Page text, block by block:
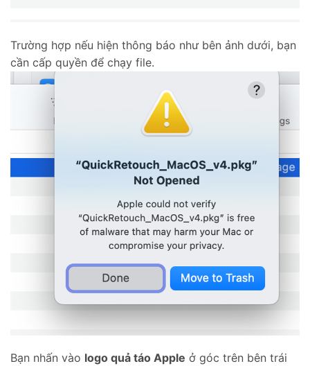
Trường hợp nếu hiện thông báo như bên ảnh dưới, bạn
cần cấp quyền để chạy file.
Bạn nhấn vào logo quả táo Apple ở góc trên bên trái